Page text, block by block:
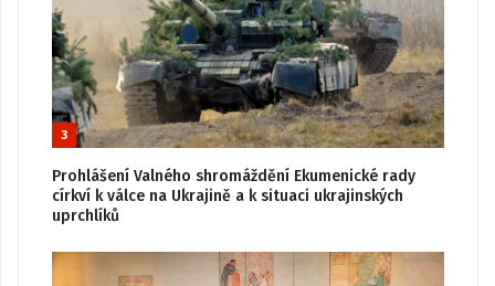
3
Prohlášení Valného shromáždění Ekumenické rady
církví k válce na Ukrajině a k situaci ukrajinských
uprchlíků